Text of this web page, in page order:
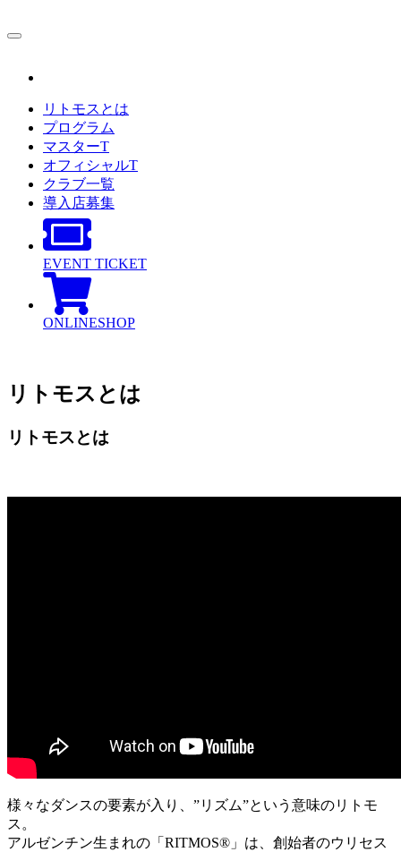
リトモスとは
プログラム
マスターT
オフィシャルT
クラブ一覧
導入店募集
EVENT TICKET
ONLINESHOP
リトモスとは
リトモスとは
様々なダンスの要素が入り、”リズム”という意味のリトモ
ス。
アルゼンチン生まれの「RITMOS®」は、創始者のウリセス